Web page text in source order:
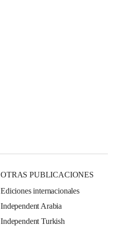
OTRAS PUBLICACIONES
Ediciones internacionales
Independent Arabia
Independent Turkish